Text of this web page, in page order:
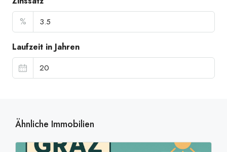
%
Laufzeit in Jahren
Ähnliche Immobilien